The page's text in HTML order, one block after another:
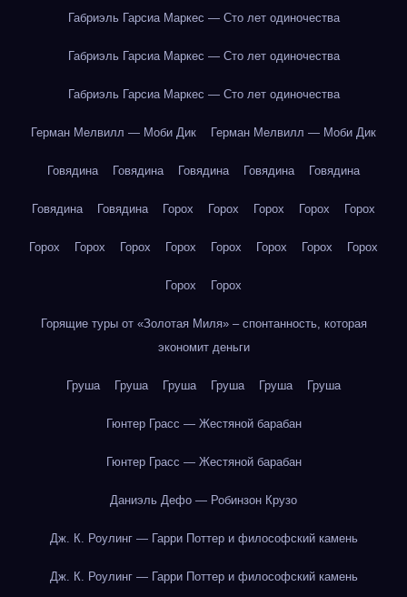
Габриэль Гарсиа Маркес — Сто лет одиночества
Габриэль Гарсиа Маркес — Сто лет одиночества
Габриэль Гарсиа Маркес — Сто лет одиночества
Герман Мелвилл — Моби Дик Герман Мелвилл — Моби Дик
Говядина Говядина Говядина Говядина Говядина
Говядина Говядина Горох Горох Горох Горох Горох
Горох Горох Горох Горох Горох Горох Горох Горох
Горох Горох
Горящие туры от «Золотая Миля» – спонтанность, которая
экономит деньги
Груша Груша Груша Груша Груша Груша
Гюнтер Грасс — Жестяной барабан
Гюнтер Грасс — Жестяной барабан
Даниэль Дефо — Робинзон Крузо
Дж. К. Роулинг — Гарри Поттер и философский камень
Дж. К. Роулинг — Гарри Поттер и философский камень